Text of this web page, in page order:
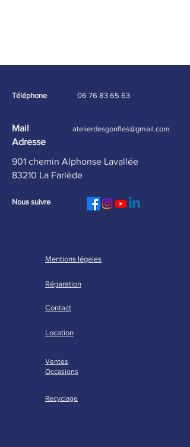
Téléphone 06 76 83 65 63
atelierdesgonfles@gmail.com
Mail
Adresse
901 chemin Alphonse Lavallée
83210 La Farlède
Nous suivre
Mentions légales
Réparation
Contact
Location
Ventes
Occasions
Recyclage